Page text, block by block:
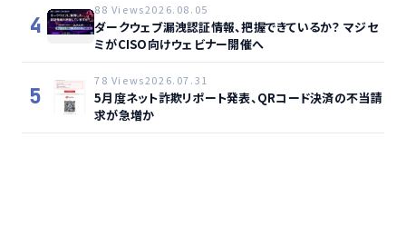
4
88 Views2026.08.05
ダークウェブ漏洩認証情報、把握できているか？ マジセ
ミがCISO向けウェビナー開催へ
5
78 Views2026.07.31
5月度ネット詐欺リポート発表、QRコード決済の不当請
求が急増か